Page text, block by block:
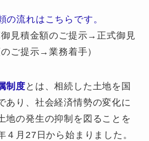
の流れはこちらです。
見積金額のご提示→正式御見
ご提示→業務着手）
制度 とは、相続した土地を国
あり、社会経済情勢の変化に
地の発生の抑制を図ることを
４月27日から始まりました。